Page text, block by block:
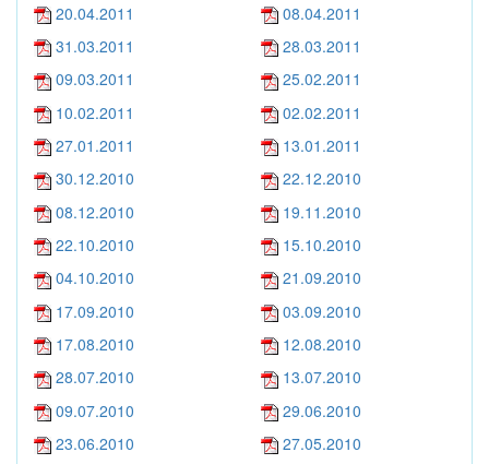
20.04.2011
08.04.2011
31.03.2011
28.03.2011
09.03.2011
25.02.2011
10.02.2011
02.02.2011
27.01.2011
13.01.2011
30.12.2010
22.12.2010
08.12.2010
19.11.2010
22.10.2010
15.10.2010
04.10.2010
21.09.2010
17.09.2010
03.09.2010
17.08.2010
12.08.2010
28.07.2010
13.07.2010
09.07.2010
29.06.2010
23.06.2010
27.05.2010